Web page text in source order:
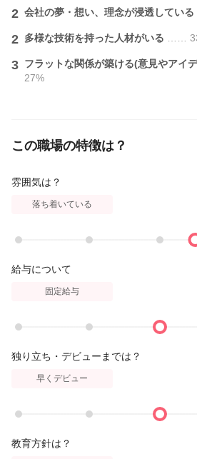
していきます！
幅広い年齢層のお客様との接客機会が多
★ブランクがあっても安心して再スター
トップクラスの給与・働きやすい環境
是非一度、お話しましょう！みなさまの
2 会社の夢・想い、理念が浸透している
2 多様な技術を持った人材がいる ……
3 フラットな関係が築ける(意見やアイ
27%
この職場の特徴は？
雰囲気は？
落ち着いている
給与について
固定給与
独り立ち・デビューまでは？
早くデビュー
教育方針は？